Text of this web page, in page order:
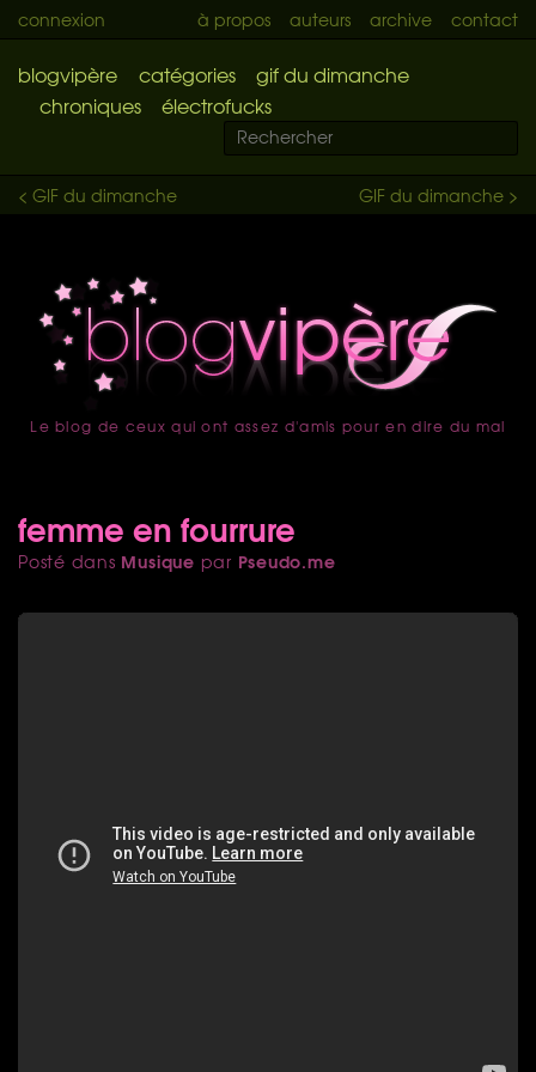
connexion à propos auteurs archive contact
blogvipère catégories
gif du dimanche
chroniques
électrofucks
GIF du dimanche >
< GIF du dimanche
accueil
Le blog de ceux qui ont assez d'amis pour en dire du mal
femme en fourrure
Posté dans Musique par Pseudo.me